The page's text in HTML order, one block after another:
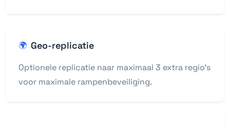
🌍 Geo-replicatie
Optionele replicatie naar maximaal 3 extra regio's
voor maximale rampenbeveiliging.